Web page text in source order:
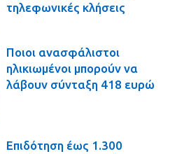
τηλεφωνικές κλήσεις
Ποιοι ανασφάλιστοι
ηλικιωμένοι μπορούν να
λάβουν σύνταξη 418 ευρώ
Επιδότηση έως 1.300